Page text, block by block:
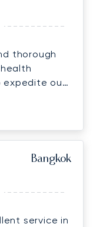
thorough
expedite our
step. It
Bangkok
service in